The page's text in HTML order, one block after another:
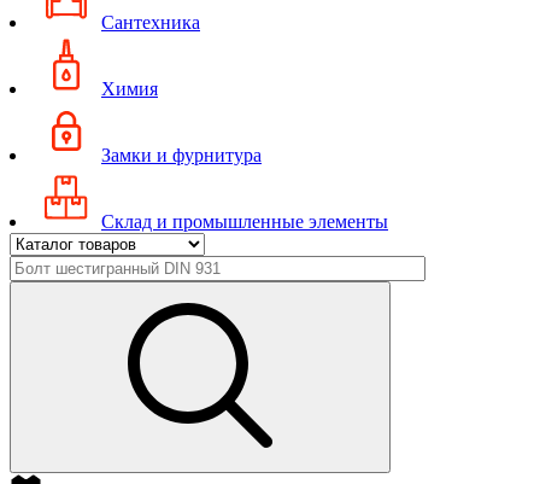
Сантехника
Химия
Замки и фурнитура
Склад и промышленные элементы